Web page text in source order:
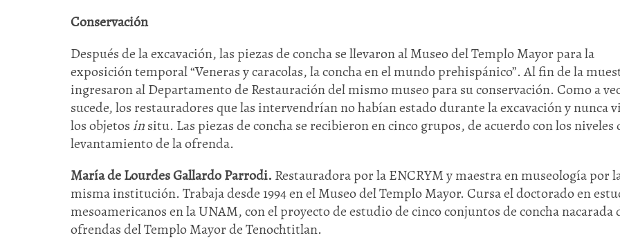
Conservación
Después de la excavación, las piezas de concha se llevaron al Museo del Templo Mayor para la
exposición temporal “Veneras y caracolas, la concha en el mundo prehispánico”. Al fin de la
ingresaron al Departamento de Restauración del mismo museo para su conservación. Como a
sucede, los restauradores que las intervendrían no habían estado durante la excavación y nunca
los objetos insitu. Las piezas de concha se recibieron en cinco grupos, de acuerdo con los niveles
levantamiento de la ofrenda.
María de Lourdes Gallardo Parrodi. Restauradora por la ENCRYM y maestra en museología por
misma institución. Trabaja desde 1994 en el Museo del Templo Mayor. Cursa el doctorado en
mesoamericanos en la UNAM, con el proyecto de estudio de cinco conjuntos de concha nacarada
ofrendas del Templo Mayor de Tenochtitlan.
Olmecas